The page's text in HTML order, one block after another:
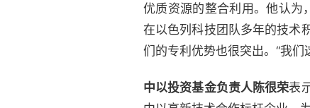
优质资源的整合利用。他认
在以色列科技团队多年的技术
们的专利优势也很突出。“我们
中以投资基金负责人陈很荣表